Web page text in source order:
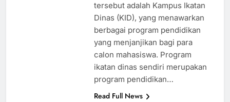
tersebut adalah Kampus Ikatan
Dinas (KID), yang menawarkan
berbagai program pendidikan
yang menjanjikan bagi para
calon mahasiswa. Program
ikatan dinas sendiri merupakan
program pendidikan…
Read Full News